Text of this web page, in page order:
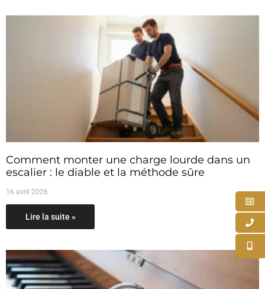
Comment monter une charge lourde dans un
escalier : le diable et la méthode sûre
16 avril 2026
Lire la suite »